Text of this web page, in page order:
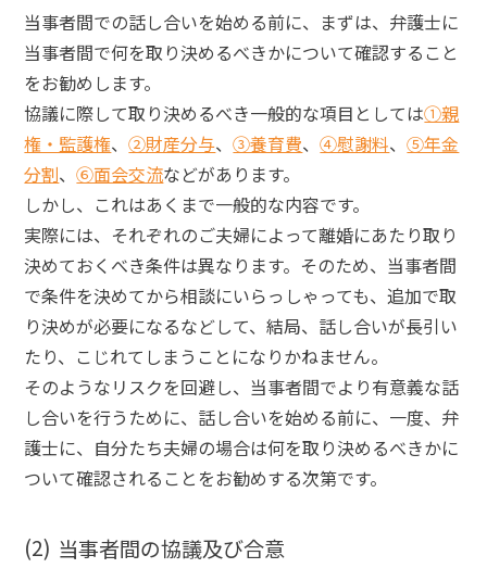
当事者間での話し合いを始める前に、まずは、弁護士に
当事者間で何を取り決めるべきかについて確認すること
をお勧めします。
協議に際して取り決めるべき一般的な項目としては①親
権・監護権、②財産分与、③養育費、④慰謝料、⑤年金
分割、⑥面会交流などがあります。
しかし、これはあくまで一般的な内容です。
実際には、それぞれのご夫婦によって離婚にあたり取り
決めておくべき条件は異なります。そのため、当事者間
で条件を決めてから相談にいらっしゃっても、追加で取
り決めが必要になるなどして、結局、話し合いが長引い
たり、こじれてしまうことになりかねません。
そのようなリスクを回避し、当事者間でより有意義な話
し合いを行うために、話し合いを始める前に、一度、弁
護士に、自分たち夫婦の場合は何を取り決めるべきかに
ついて確認されることをお勧めする次第です。
当事者間の協議及び合意